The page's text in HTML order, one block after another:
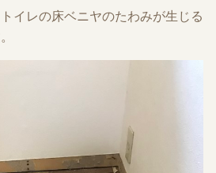
イレの床ベニヤのたわみが生じる